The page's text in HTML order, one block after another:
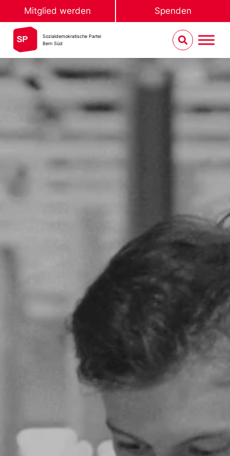
Mitglied werden Spenden
Sozialdemokratische Partei
Bern Süd